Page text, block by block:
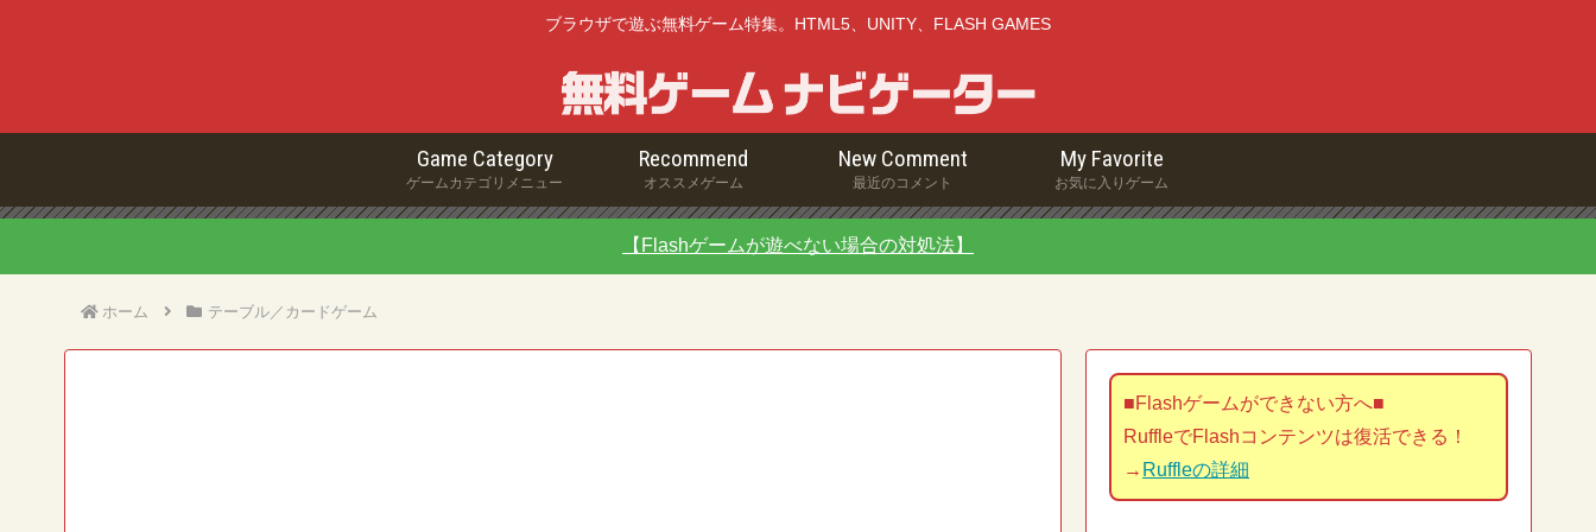
ブラウザで遊ぶ無料ゲーム特集。HTML5、UNITY、FLASH GAMES
Game Category
ゲームカテゴリメニュー
Recommend
オススメゲーム
New Comment
最近のコメント
My Favorite
お気に入りゲーム
【Flashゲームが遊べない場合の対処法】
ホーム テーブル／カードゲーム
■Flashゲームができない方へ■
RuffleでFlashコンテンツは復活できる！
→ Ruffleの詳細